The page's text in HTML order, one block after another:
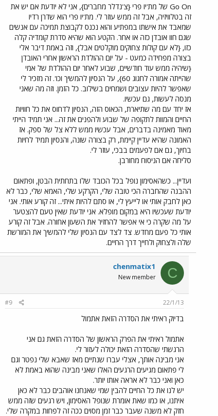
Go On של מת'יו פרי {צ'נדלר מחברים}, אני לא יודעת אם יש את
זה בטלוויזיה, אבל זה ממש עוזר לי. מת'יו פרי הוא שדרן רדיו
שמאבד את אישתו במפתיע והוא נכנס לקבוצת תמיכה עם אנשים
שגם חוו אובדן כזה או אחר. הקטע הוא שהיא סדרת קומדיה קלה
כזו, {לא עם קולות צחוקים מוקלטים אבל}, וזה באמת דיבר אלי
בצורה מפחידה כמעט - על יום ההולדת הראשון אחרי האובדן
{שיהיה ממש עוד חודשיים, שבוע לאחר יום ההולדת של אמי
שהייתה אמורה לחגוג 60}, על הנסיון להמשיך וכו'. זה מזכיר לי
שאפשר להיות עצובים ושמחים בשילוב. כל הזמן. וזה מה שאני
מנסה לעשות, גם עכשיו.
אז יחד עם מה שתיארת, הכאוס הזה, הנסיון לדחוס את כל חוויות
החיים והמוות לתקופה של שבוע ולהפנים את זה... אני תמיד הייתי
מאוד מאמינה בדברים, אבל עכשיו ממש ללא צל של ספק. אז
האמונה שהיא עדיין קיימת, רק בצורה שונה, והנסיון תמיד לחיות
בחיוך, גם אם לפעמים בבכי, עוזר לי.
סליחה אם הניסוח מחורבן.
ועדיין... כשהאסימון נופל בכל הכובד שלו בתחתית הבטן, ופתאום
ההבנה שהחברה הכי טובה שלי, הקרקע שלי, האמא שלי, כבר לא
כאן לחבק אותי או לייעץ לי, או סתם להיות איתי... זה קורע אותי. אני
יודעת שעכשיו היא במקום מופלא. אני יודעת שאין טעם להצטער
על מה שקרה כי אי אפשר להחזיר את השעון אחורה. אבל זה קורע
אותי כל פעם מחדש. צד לצד עם הנסיון שלי להמשיך את המורשת
שלה ולצחוק ולחייך דרך החיים.
C
chenmatix1
New member
22/1/13
#9
בדיוק ראיתי את הסדרה הזאת אתמול
אתמול ראיתי את הפרק הראשון של הסדרה הזאת גם אני
הרגשתי שהסדרה הזאת יכולה לעזור לי.
אני מבינה אותך, אצלי עברו שנתיים מאז שאבא שלי נפטר וגם
לי פתאום מגיעים הרגעים האלו שאני מבינה שהוא באמת לא
כאן ואני כבר לא אראה אותו יותר.
יש לנו את כל החיים להבין שמי שאנחנו אוהבים כבר לא כאן
איתנו, או כמו שאת אומרת שנופל האסימון, ויש רגעים שזה ממש
חזק לא משנה שעבר כבר זמן מסוים ככה זה לפחות במקרה שלי.